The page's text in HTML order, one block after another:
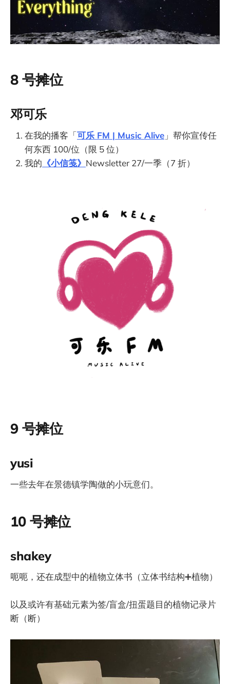
8 号摊位
邓可乐
在我的播客「可乐 FM | Music Alive 」帮你宣传任
何东西 100/位（限 5 位）
我的 《小信笺》 Newsletter 27/一季（7 折）
9 号摊位
yusi
一些去年在景德镇学陶做的小玩意们。
10 号摊位
shakey
呃呃，还在成型中的植物立体书（立体书结构➕植物）
以及或许有基础元素为签/盲盒/扭蛋题目的植物记录片
断（断）